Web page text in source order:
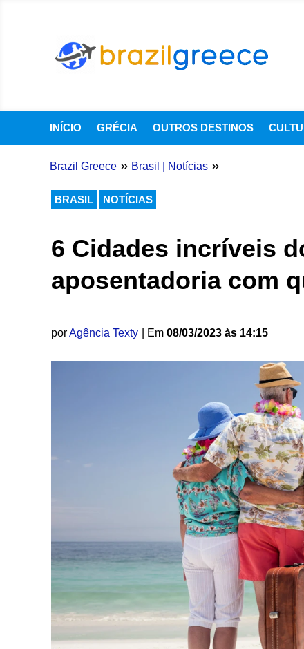
INÍCIO GRÉCIA OUTROS DESTINOS
Brazil Greece » Brasil Notícias »
BRASIL NOTÍCIAS
6 Cidades incríveis
aposentadoria com
porAgência Texty | Em 08/03/2023 às 14:15